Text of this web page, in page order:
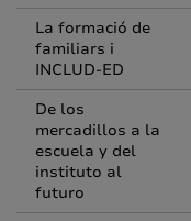
La formació de
familiars i
INCLUD-ED
De los
mercadillos a la
escuela y del
instituto al
futuro